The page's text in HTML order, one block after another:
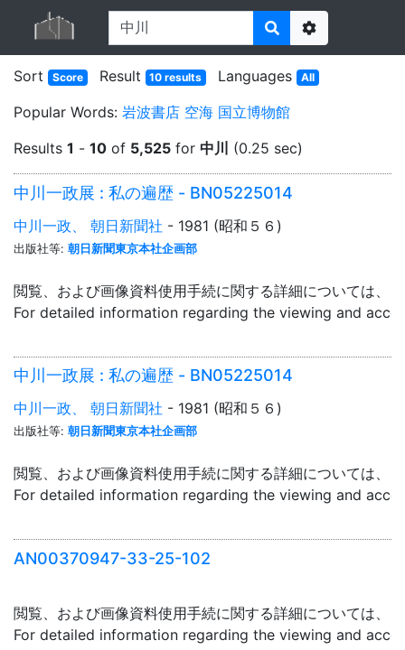
Options
Sort
Score Result 10 results Languages All
Popular Words: 岩波書店 空海 国立博物館
Results 1 - 10 of 5,525 for 中川 (0.25 sec)
中川一政展 : 私の遍歴 - BN05225014
中川一政、 朝日新聞社 - 1981 (昭和５６)
出版社等: 朝日新聞東京本社企画部
閲覧、および画像資料使用手続に関する詳細については、「
For detailed information regarding the viewing and
中川一政展 : 私の遍歴 - BN05225014
中川一政、 朝日新聞社 - 1981 (昭和５６)
出版社等: 朝日新聞東京本社企画部
閲覧、および画像資料使用手続に関する詳細については、「
For detailed information regarding the viewing and
AN00370947-33-25-102
閲覧、および画像資料使用手続に関する詳細については、「
For detailed information regarding the viewing and